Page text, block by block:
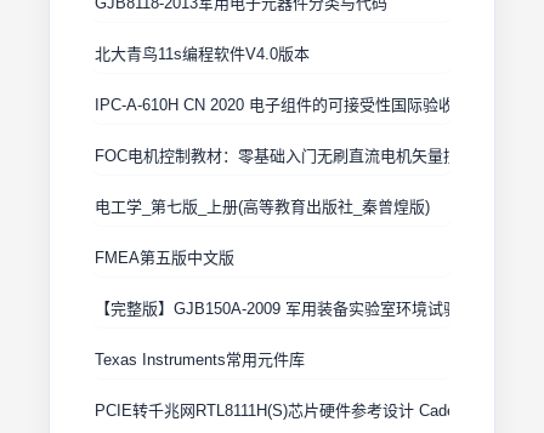
北大青鸟11s编程软件V4.0版本
IPC-A-610H CN 2020 电子组件的可接受性国际验收标准
FOC电机控制教材：零基础入门无刷直流电机矢量控制技术 上
电工学_第七版_上册(高等教育出版社_秦曾煌版)
FMEA第五版中文版
【完整版】GJB150A-2009 军用装备实验室环境试验方法
Texas Instruments常用元件库
PCIE转千兆网RTL8111H(S)芯片硬件参考设计 Cadence原理图